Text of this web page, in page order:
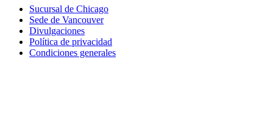
Sucursal de Chicago
Sede de Vancouver
Divulgaciones
Política de privacidad
Condiciones generales